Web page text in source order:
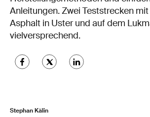
Anleitungen. Zwei Teststrecken
Asphalt in Uster und auf dem
vielversprechend.
Stephan Kälin